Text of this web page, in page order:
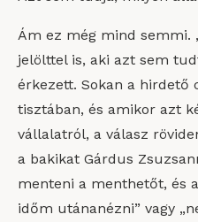
Ám ez még mind semmi.
jelölttel is, aki azt sem
érkezett. Sokan a hirdető
tisztában, és amikor azt
vállalatról, a válasz
a bakikat Gárdus
menteni a menthetőt, és
időm utánanézni” vagy